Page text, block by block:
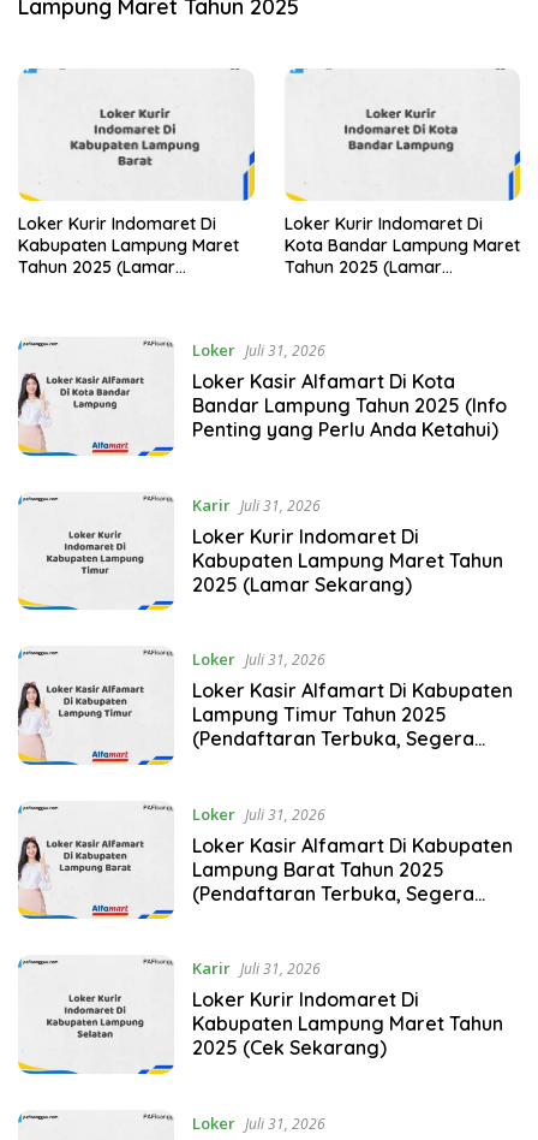
Lampung Maret Tahun 2025
Loker Kurir Indomaret Di
Kabupaten Lampung Maret
Tahun 2025 (Lamar
Loker Kurir Indomaret Di
Kota Bandar Lampung Maret
Tahun 2025 (Lamar
Loker Juli 31, 2026
Loker Kasir Alfamart Di Kota
Bandar Lampung Tahun 2025 (Info
Penting yang Perlu Anda Ketahui)
Karir Juli 31, 2026
Loker Kurir Indomaret Di
Kabupaten Lampung Maret Tahun
2025 (Lamar Sekarang)
Loker Juli 31, 2026
Loker Kasir Alfamart Di Kabupaten
Lampung Timur Tahun 2025
(Pendaftaran Terbuka, Segera
Loker Juli 31, 2026
Loker Kasir Alfamart Di Kabupaten
Lampung Barat Tahun 2025
(Pendaftaran Terbuka, Segera
Karir Juli 31, 2026
Loker Kurir Indomaret Di
Kabupaten Lampung Maret Tahun
2025 (Cek Sekarang)
Loker Juli 31, 2026